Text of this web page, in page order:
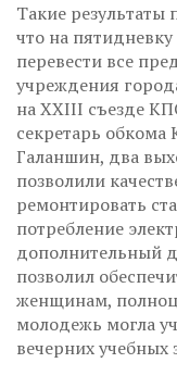
Такие результаты
что на
перевести все
учреждения
на XXIII съезде
секретарь обкома
Галаншин, два
позволили
ремонтировать
потребление
дополнительный
позволил
женщинам,
молодежь могла
вечерних учебных